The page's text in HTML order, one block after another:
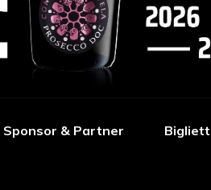
Sponsor & Partner